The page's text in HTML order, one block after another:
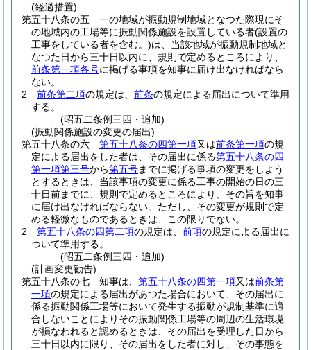
(経過措置)
第五十八条の五
一の地域が振動規制地域となつた際現にそ
の地域内の工場等に振動関係施設を設置している者(設置の
工事をしている者を含む。)は、当該地域が振動規制地域と
なつた日から三十日以内に、規則で定めるところにより、
前条第一項各号に掲げる事項を知事に届け出なければなら
ない。
2
前条第二項の規定は、 前条の規定による届出について準用
する。
(昭五二条例三四・追加)
(振動関係施設の変更の届出)
第五十八条の六
第五十八条の四第一項又は前条第一項の規
定による届出をした者は、その届出に係る第五十八条の四
第一項第三号から第五号までに掲げる事項の変更をしよう
とするときは、当該事項の変更に係る工事の開始の日の三
十日前までに、規則で定めるところにより、その旨を知事
に届け出なければならない。 ただし、その変更が規則で定
める軽微なものであるときは、この限りでない。
2
第五十八条の四第二項の規定は、 前項の規定による届出に
ついて準用する。
(昭五二条例三四・追加)
(計画変更勧告)
第五十八条の七
知事は、 第五十八条の四第一項又は前条第
一項の規定による届出があつた場合において、その届出に
係る振動関係工場等において発生する振動が規制基準に適
合しないことによりその振動関係工場等の周辺の生活環境
が損なわれると認めるときは、その届出を受理した日から
三十日以内に限り、その届出をした者に対し、その事態を